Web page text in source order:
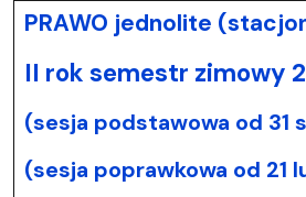
PRAWO jednolite
II rok semestr zimowy
(sesja podstawowa od 31
(sesja poprawkowa od 21